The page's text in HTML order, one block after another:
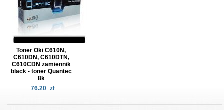
Toner Oki C610N,
C610DN, C610DTN,
C610CDN zamiennik
black - toner Quantec
8k
76.20 zł